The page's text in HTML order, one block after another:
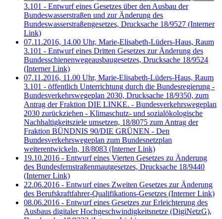
3.101 - Entwurf eines Gesetzes über den Ausbau der
Bundeswasserstraßen und zur Änderung des
Bundeswasserstraßengesetzes, Drucksache 18/9527 (Interner
Link)
07.11.2016, 14.00 Uhr, Marie-Elisabeth-Lüders-Haus, Raum
3.101 - Entwurf eines Dritten Gesetzes zur Änderung des
Bundesschienenwegeausbaugesetzes, Drucksache 18/9524
(Interner Link)
07.11.2016, 11.00 Uhr, Marie-Elisabeth-Lüders-Haus, Raum
3.101 - öffentlich Unterrichtung durch die Bundesregierung -
Bundesverkehrswegeplan 2030, Drucksache 18/9350, zum
Antrag der Fraktion DIE LINKE. - Bundesverkehrswegeplan
2030 zurückziehen - Klimaschutz- und sozialökologische
Nachhaltigkeitsziele umsetzen, 18/8075 zum Antrag der
Fraktion BÜNDNIS 90/DIE GRÜNEN - Den
Bundesverkehrswegeplan zum Bundesnetzplan
weiterentwickeln, 18/8083 (Interner Link)
19.10.2016 - Entwurf eines Vierten Gesetzes zu Änderung
des Bundesfernstraßenmautgesetzes, Drucksache 18/9440
(Interner Link)
22.06.2016 - Entwurf eines Zweiten Gesetzes zur Änderung
des Berufskraftfahrer-Qualifikations-Gesetzes (Interner Link)
08.06.2016 - Entwurf eines Gesetzes zur Erleichterung des
Ausbaus digitaler Hochgeschwindigkeitsnetze (DigiNetzG),